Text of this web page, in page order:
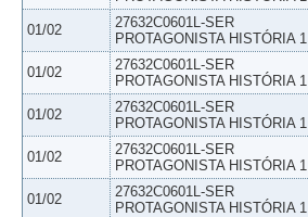
01/02
27632C0601L-SER
PROTAGONISTA HISTÓRIA 1
01/02
27632C0601L-SER
PROTAGONISTA HISTÓRIA 1
01/02
27632C0601L-SER
PROTAGONISTA HISTÓRIA 1
01/02
27632C0601L-SER
PROTAGONISTA HISTÓRIA 1
01/02
27632C0601L-SER
PROTAGONISTA HISTÓRIA 1